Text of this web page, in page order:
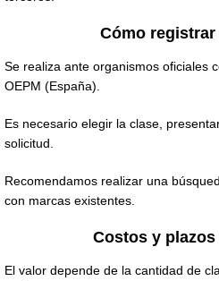
Cómo registrar
Se realiza ante organismos oficiales
OEPM (España).
Es necesario elegir la clase,
solicitud.
Recomendamos realizar una
con marcas existentes.
Costos y
El valor depende de la cantidad de